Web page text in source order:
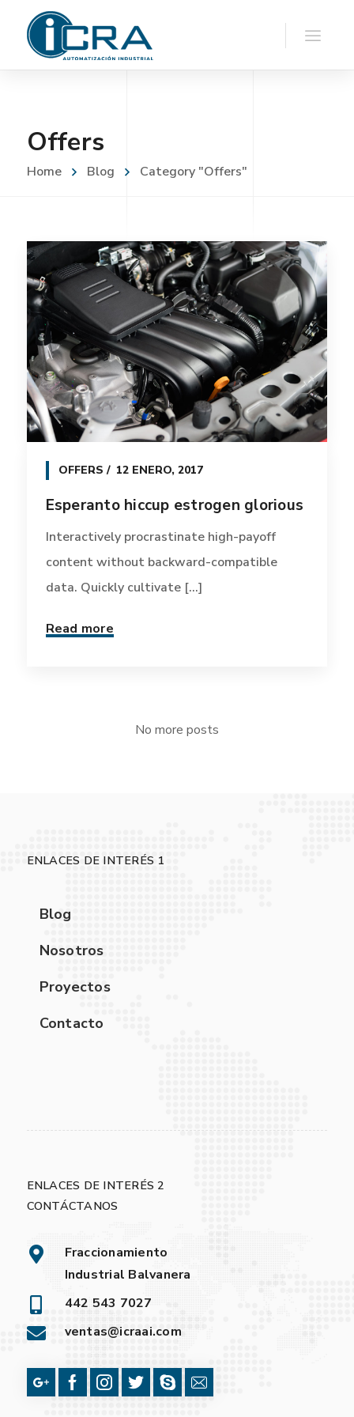
Offers
Home Blog Category "Offers"
OFFERS 12 ENERO, 2017
Esperanto hiccup estrogen glorious
Interactively procrastinate high-payoff
content without backward-compatible
data. Quickly cultivate [...]
Read more
No more posts
ENLACES DE INTERÉS 1
Blog
Nosotros
Proyectos
Contacto
ENLACES DE INTERÉS 2
CONTÁCTANOS
Fraccionamiento
Industrial Balvanera
442 543 7027
ventas@icraai.com